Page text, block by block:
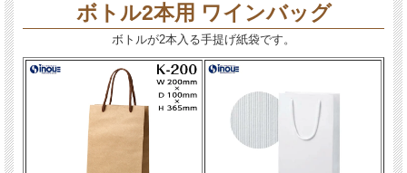
ボトル2本用 ワインバッグ
ボトルが2本入る手提げ紙袋です。